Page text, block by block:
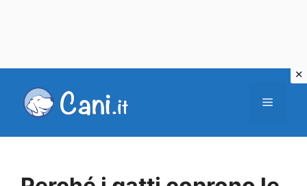
Menu